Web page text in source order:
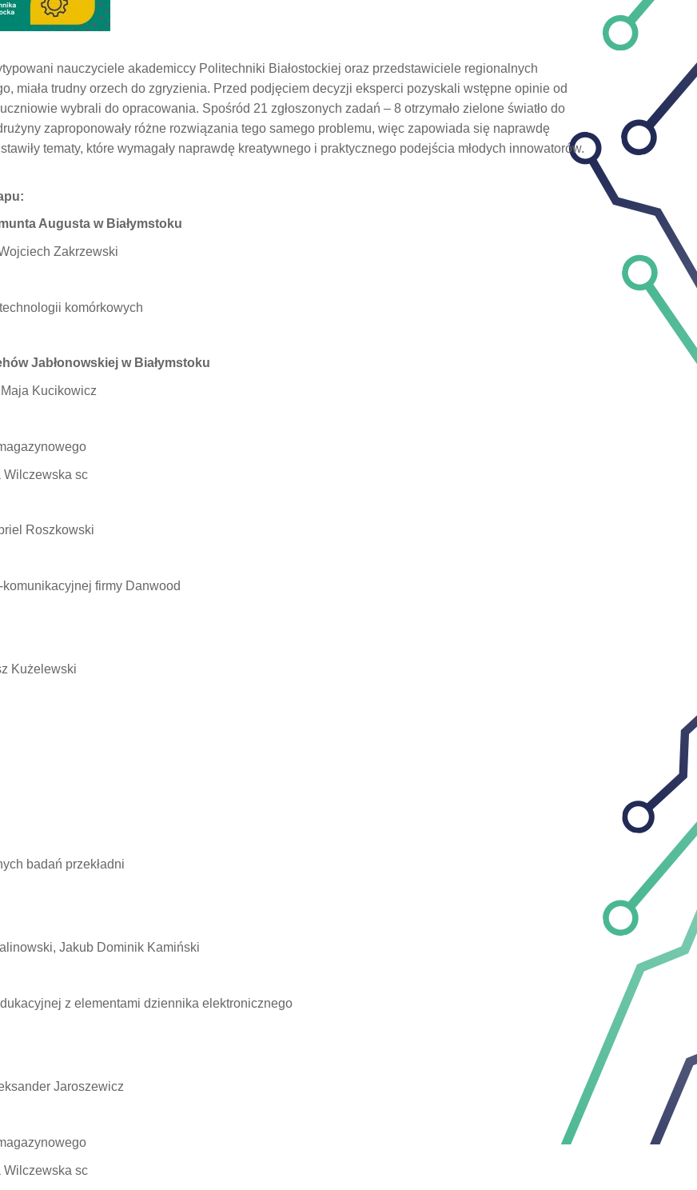
nauczyciele akademiccy Politechniki Białostockiej oraz przedstawiciele regionalnych
miała trudny orzech do zgryzienia. Przed podjęciem decyzji eksperci pozyskali wstępne opinie od
wybrali do opracowania. Spośród 21 zgłoszonych zadań – 8 otrzymało zielone światło do
zaproponowały różne rozwiązania tego samego problemu, więc zapowiada się naprawdę
tematy, które wymagały naprawdę kreatywnego i praktycznego podejścia młodych innowatorów.
Augusta w Białymstoku
Zakrzewski
komórkowych
Jabłonowskiej w Białymstoku
Kucikowicz
Wilczewska sc
Roszkowski
firmy Danwood
Kużelewski
badań przekładni
Jakub Dominik Kamiński
z elementami dziennika elektronicznego
Jaroszewicz
Wilczewska sc